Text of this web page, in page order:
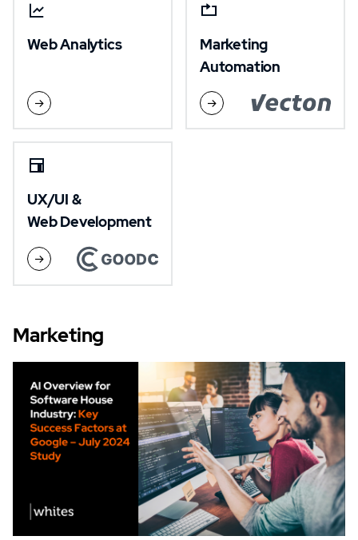
Web Analytics
Marketing
Automation
UX/UI &
Web Development
Marketing